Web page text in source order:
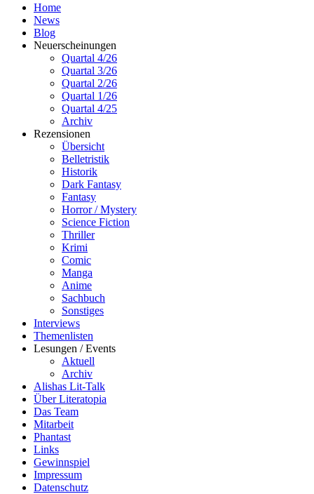
Home
News
Blog
Neuerscheinungen
Quartal 4/26
Quartal 3/26
Quartal 2/26
Quartal 1/26
Quartal 4/25
Archiv
Rezensionen
Übersicht
Belletristik
Historik
Dark Fantasy
Fantasy
Horror / Mystery
Science Fiction
Thriller
Krimi
Comic
Manga
Anime
Sachbuch
Sonstiges
Interviews
Themenlisten
Lesungen / Events
Aktuell
Archiv
Alishas Lit-Talk
Über Literatopia
Das Team
Mitarbeit
Phantast
Links
Gewinnspiel
Impressum
Datenschutz